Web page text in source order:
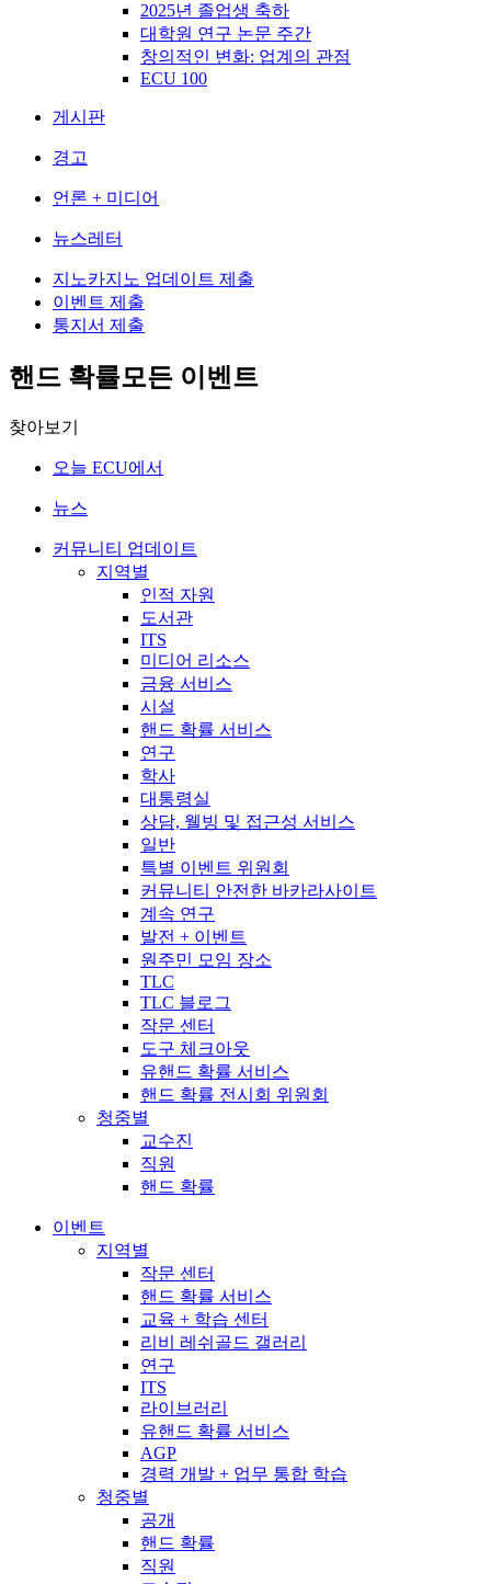
2025년 졸업생 축하
대학원 연구 논문 주간
창의적인 변화: 업계의 관점
ECU 100
게시판
경고
언론 + 미디어
뉴스레터
지노카지노 업데이트 제출
이벤트 제출
통지서 제출
핸드 확률모든 이벤트
찾아보기
오늘 ECU에서
뉴스
커뮤니티 업데이트
지역별
인적 자원
도서관
ITS
미디어 리소스
금융 서비스
시설
핸드 확률 서비스
연구
학사
대통령실
상담, 웰빙 및 접근성 서비스
일반
특별 이벤트 위원회
커뮤니티 안전한 바카라사이트
계속 연구
발전 + 이벤트
원주민 모임 장소
TLC
TLC 블로그
작문 센터
도구 체크아웃
유핸드 확률 서비스
핸드 확률 전시회 위원회
청중별
교수진
직원
핸드 확률
이벤트
지역별
작문 센터
핸드 확률 서비스
교육 + 학습 센터
리비 레쉬골드 갤러리
연구
ITS
라이브러리
유핸드 확률 서비스
AGP
경력 개발 + 업무 통합 학습
청중별
공개
핸드 확률
직원